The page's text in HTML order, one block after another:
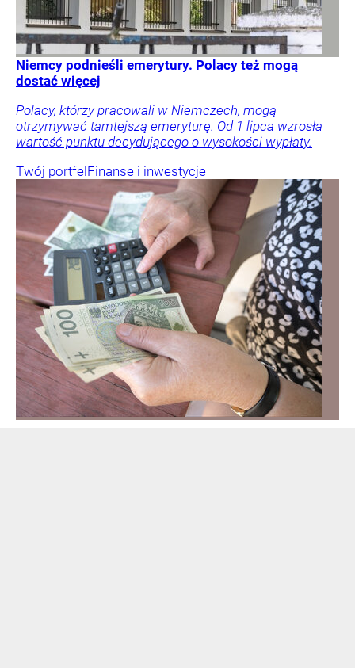
Niemcy podnieśli emerytury. Polacy też mogą
dostać więcej
Polacy, którzy pracowali w Niemczech, mogą
otrzymywać tamtejszą emeryturę. Od 1 lipca wzrosła
wartość punktu decydującego o wysokości wypłaty.
Twój portfel Finanse i inwestycje